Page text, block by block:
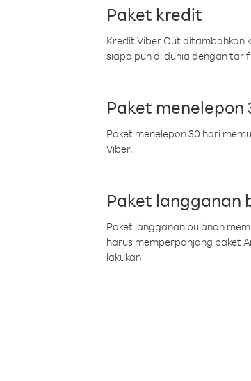
Paket kredit
Kredit Viber Out ditambahkan
siapa pun di dunia dengan
Paket menelepon
Paket menelepon 30 hari
Viber.
Paket langganan
Paket langganan bulanan
harus memperpanjang paket
lakukan